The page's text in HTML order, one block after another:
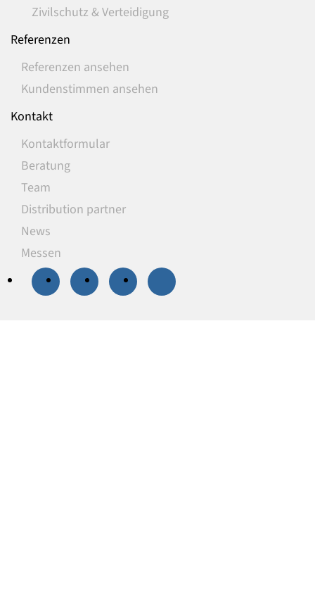
Zivilschutz & Verteidigung
Referenzen
Referenzen ansehen
Kundenstimmen ansehen
Kontakt
Kontaktformular
Beratung
Team
Distribution partner
News
Messen